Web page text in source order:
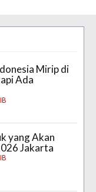
Mirip di
Ada
yang Akan
Jakarta